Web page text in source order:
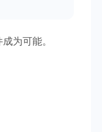
为可能。